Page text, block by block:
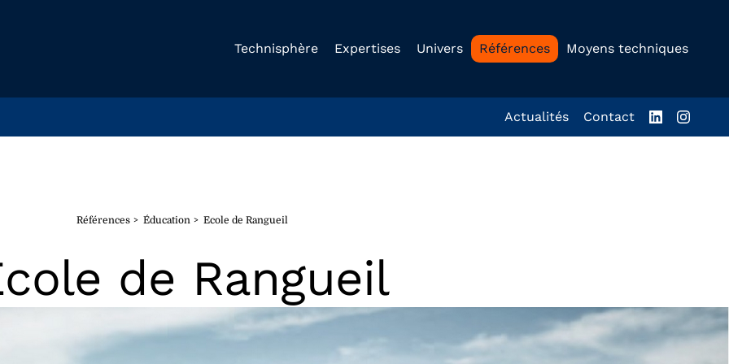
Technisphère Expertises Univers Références Moyens techniques
Actualités Contact
Références Éducation Ecole de Rangueil
de Rangueil